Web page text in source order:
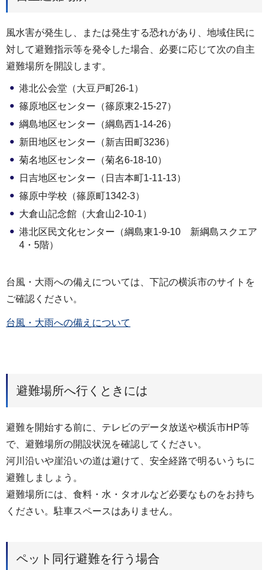
風水害が発生し、または発生する恐れがあり、地域住民に
対して避難指示等を発令した場合、必要に応じて次の自主
避難場所を開設します。
港北公会堂（大豆戸町26-1）
篠原地区センター（篠原東2-15-27）
綱島地区センター（綱島西1-14-26）
新田地区センター（新吉田町3236）
菊名地区センター（菊名6-18-10）
日吉地区センター（日吉本町1-11-13）
篠原中学校（篠原町1342-3）
大倉山記念館（大倉山2-10-1）
港北区民文化センター（綱島東1-9-10 新綱島スクエア
4・5階）
台風・大雨への備えについては、下記の横浜市のサイトを
ご確認ください。
台風・大雨への備えについて
避難場所へ行くときには
避難を開始する前に、テレビのデータ放送や横浜市HP等
で、避難場所の開設状況を確認してください。
河川沿いや崖沿いの道は避けて、安全経路で明るいうちに
避難しましょう。
避難場所には、食料・水・タオルなど必要なものをお持ち
ください。駐車スペースはありません。
ペット同行避難を行う場合